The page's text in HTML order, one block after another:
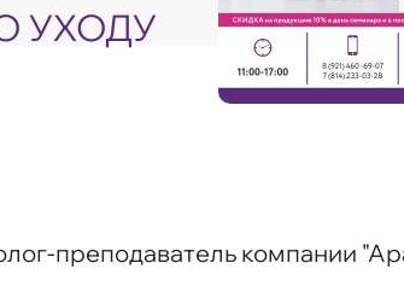
УХОДУ
преподаватель компании